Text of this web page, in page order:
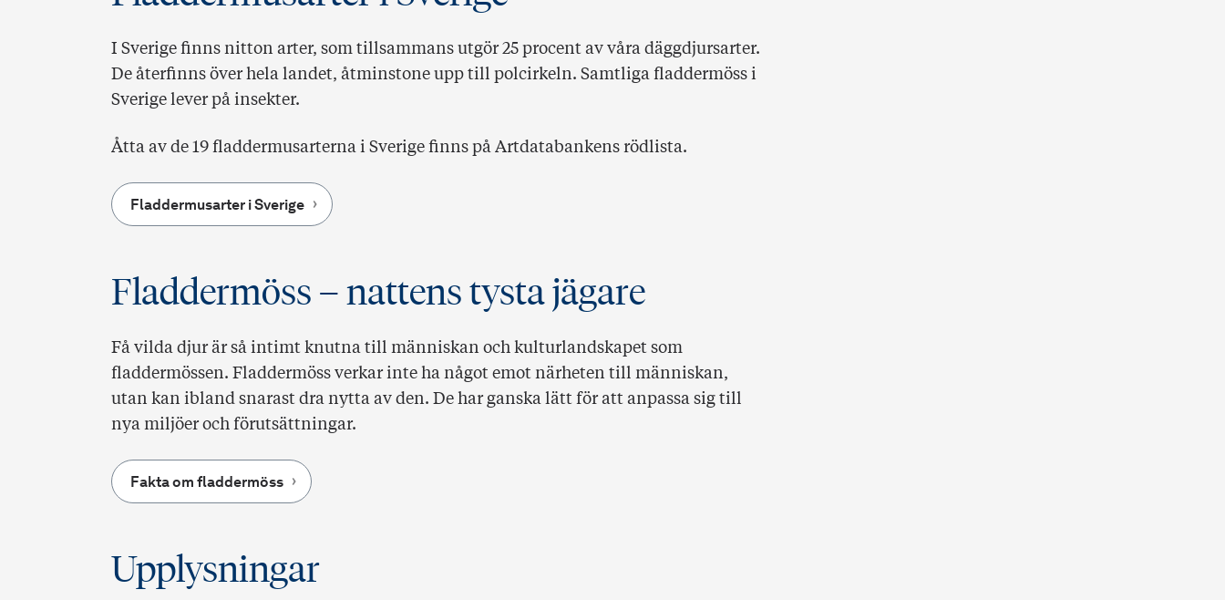
I Sverige finns nitton arter, som tillsammans utgör 25 procent av våra däggdjursarter.
De återfinns över hela landet, åtminstone upp till polcirkeln. Samtliga fladdermöss i
Sverige lever på insekter.
Åtta av de 19 fladdermusarterna i Sverige finns på Artdatabankens rödlista.
Fladdermusarter i Sverige
Fladdermöss – nattens tysta jägare
Få vilda djur är så intimt knutna till människan och kulturlandskapet som
fladdermössen. Fladdermöss verkar inte ha något emot närheten till människan,
utan kan ibland snarast dra nytta av den. De har ganska lätt för att anpassa sig till
nya miljöer och förutsättningar.
Fakta om fladdermöss
Upplysningar